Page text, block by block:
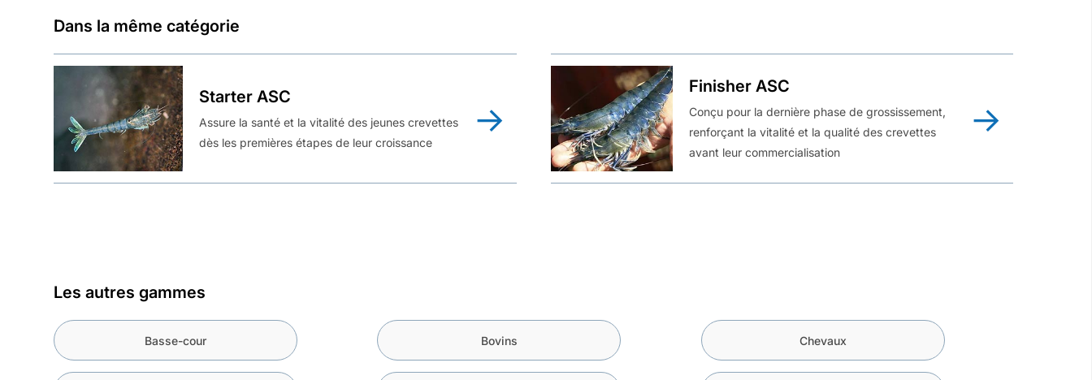
Dans la même catégorie
Starter ASC
Assure la santé et la vitalité des jeunes crevettes
dès les premières étapes de leur croissance
Finisher ASC
Conçu pour la dernière phase de grossissement,
renforçant la vitalité et la qualité des crevettes
avant leur commercialisation
Les autres gammes
Basse-cour Bovins Chevaux